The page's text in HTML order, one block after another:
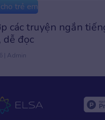
trẻ em
thiếu nhi tiếng
| Admin